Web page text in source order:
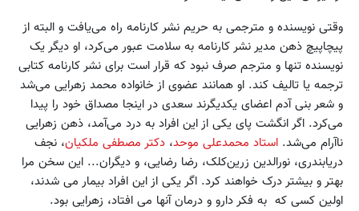
وقتی نویسنده و مترجمی به حریم نشر کارنامه راه می‌یافت و البته از
پیچاپیچ ذهن مدیر نشر کارنامه به سلامت عبور می‌کرد، او دیگر یک
نویسنده تنها و مترجم صرف نبود که قرار است برای نشر کارنامه کتابی
ترجمه یا تالیف کند. او همانند عضوی از خانواده محمد زهرایی می‌شد
و شعر بنی آدم اعضای یکدیگرند سعدی در اینجا مصداق خود را پیدا
می‌کرد. اگر انگشت پای یکی از این افراد به درد می‌آمد، ذهن زهرایی
ناآرام می‌شد. استاد محمدعلی موحد، دکتر مصطفی ملکیان، نجف
دریابندری، نورالدین زرین‌کلک، رضا رضایی، و دیگران... این سخن مرا
بهتر و بیشتر درک خواهند کرد. اگر یکی از این افراد بیمار می شدند،
اولین کسی که به فکر دارو و درمان آنها می افتاد، زهرایی بود.